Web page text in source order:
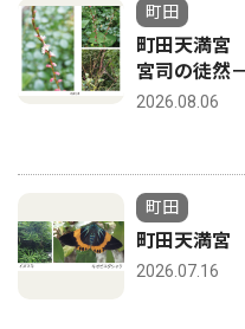
町田
町田天満
宮司の徒然
2026.08.06
町田
町田天満
2026.07.16